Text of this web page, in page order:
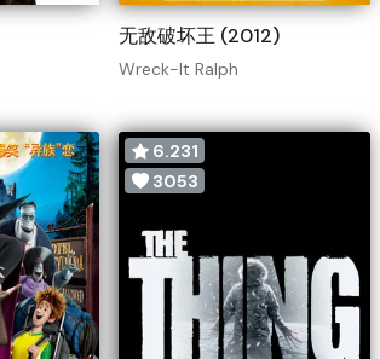
无敌破坏王 (2012)
Wreck-It Ralph
6.231
3053